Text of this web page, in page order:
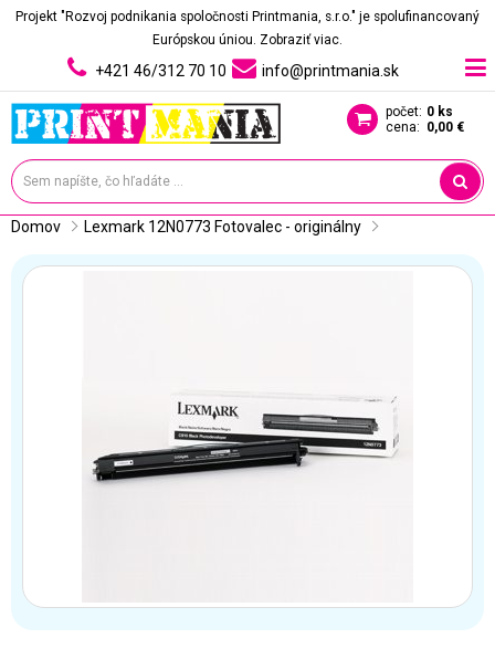
Projekt "Rozvoj podnikania spoločnosti Printmania, s.r.o." je spolufinancovaný
Európskou úniou. Zobraziť viac.
+421 46/312 70 10 info@printmania.sk
počet: 0 ks
cena: 0,00 €
Domov Lexmark 12N0773 Fotovalec - originálny